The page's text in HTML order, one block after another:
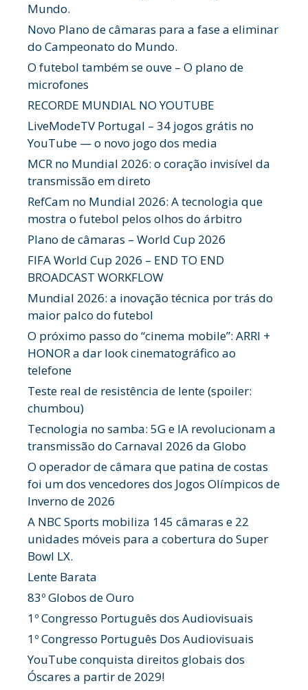
Mundo.
Novo Plano de câmaras para a fase a eliminar
do Campeonato do Mundo.
O futebol também se ouve – O plano de
microfones
RECORDE MUNDIAL NO YOUTUBE
LiveModeTV Portugal – 34 jogos grátis no
YouTube — o novo jogo dos media
MCR no Mundial 2026: o coração invisível da
transmissão em direto
RefCam no Mundial 2026: A tecnologia que
mostra o futebol pelos olhos do árbitro
Plano de câmaras – World Cup 2026
FIFA World Cup 2026 – END TO END
BROADCAST WORKFLOW
Mundial 2026: a inovação técnica por trás do
maior palco do futebol
O próximo passo do “cinema mobile”: ARRI +
HONOR a dar look cinematográfico ao
telefone
Teste real de resistência de lente (spoiler:
chumbou)
Tecnologia no samba: 5G e IA revolucionam a
transmissão do Carnaval 2026 da Globo
O operador de câmara que patina de costas
foi um dos vencedores dos Jogos Olímpicos de
Inverno de 2026
A NBC Sports mobiliza 145 câmaras e 22
unidades móveis para a cobertura do Super
Bowl LX.
Lente Barata
83º Globos de Ouro
1º Congresso Português dos Audiovisuais
1º Congresso Português Dos Audiovisuais
YouTube conquista direitos globais dos
Óscares a partir de 2029!